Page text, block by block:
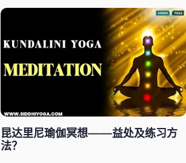
昆达里尼瑜伽冥想——益处及练习方
法？